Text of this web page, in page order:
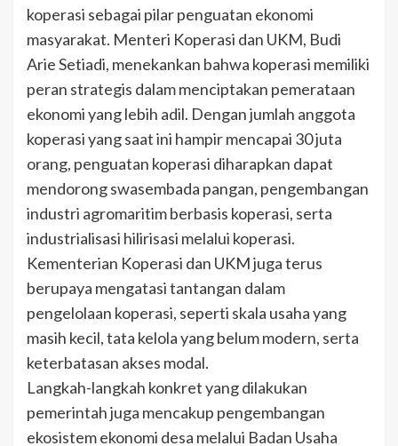
koperasi sebagai pilar penguatan ekonomi
masyarakat. Menteri Koperasi dan UKM, Budi
Arie Setiadi, menekankan bahwa koperasi memiliki
peran strategis dalam menciptakan pemerataan
ekonomi yang lebih adil. Dengan jumlah anggota
koperasi yang saat ini hampir mencapai 30 juta
orang, penguatan koperasi diharapkan dapat
mendorong swasembada pangan, pengembangan
industri agromaritim berbasis koperasi, serta
industrialisasi hilirisasi melalui koperasi.
Kementerian Koperasi dan UKM juga terus
berupaya mengatasi tantangan dalam
pengelolaan koperasi, seperti skala usaha yang
masih kecil, tata kelola yang belum modern, serta
keterbatasan akses modal.
Langkah-langkah konkret yang dilakukan
pemerintah juga mencakup pengembangan
ekosistem ekonomi desa melalui Badan Usaha